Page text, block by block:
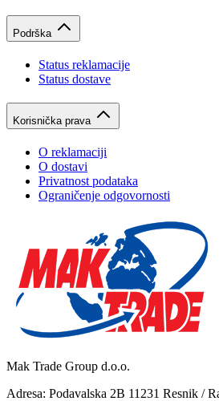
Podrška
Status reklamacije
Status dostave
Korisnička prava
O reklamaciji
O dostavi
Privatnost podataka
Ograničenje odgovornosti
Mak Trade Group d.o.o.
Adresa: Podavalska 2B 11231 Resnik /